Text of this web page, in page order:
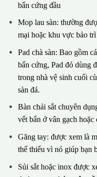
bẩn cứng đầu
Mop lau sàn: thường
mại hoặc khu vực bảo trì
Pad chà sàn: Bao gồm
bẩn cứng, Pad đỏ dùng
trong nhà vệ sinh cuối
sàn đá.
Bàn chải sắt chuyên
vết bẩn ở vân gạch hoặc
Găng tay: được xem là
thể thiếu vì nó giúp bạn
Sủi sắt hoặc inox được